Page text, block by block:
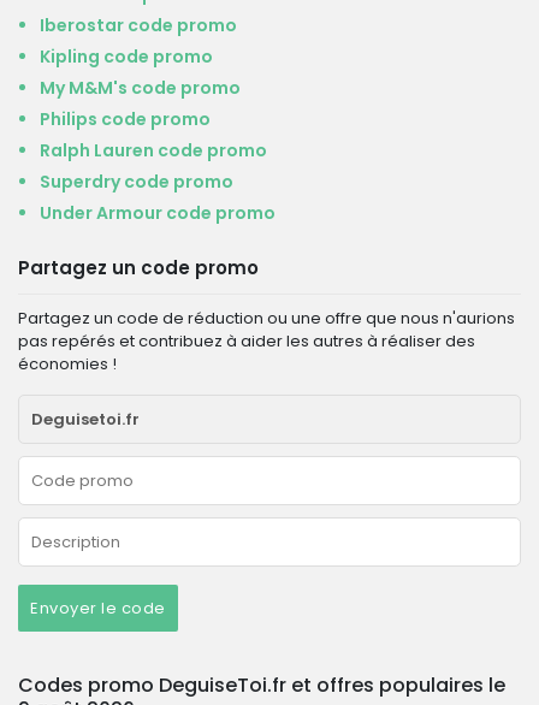
Iberostar code promo
Kipling code promo
My M&M's code promo
Philips code promo
Ralph Lauren code promo
Superdry code promo
Under Armour code promo
Partagez un code promo
Partagez un code de réduction ou une offre que nous n'aurions
pas repérés et contribuez à aider les autres à réaliser des
économies !
Envoyer le code
Codes promo DeguiseToi.fr et offres populaires le